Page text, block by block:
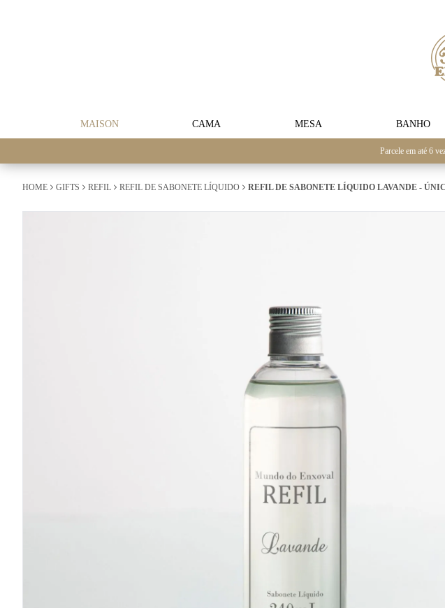
MAISON CAMA MESA BANHO
Parcele em até 6
HOME GIFTS REFIL REFIL DE SABONETE LÍQUIDO REFIL DE SABONETE LÍQUIDO LAVANDE -